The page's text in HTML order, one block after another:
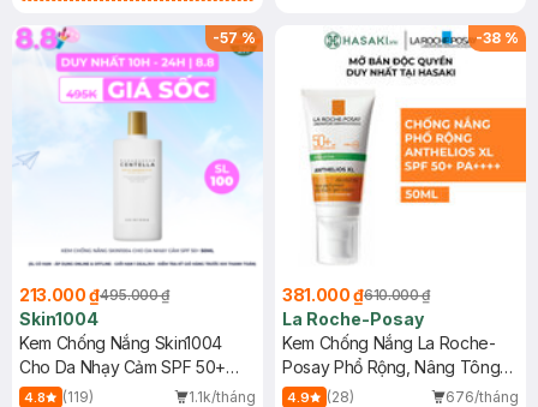
25ml (SL Có Hạn)
-57%
213.000 ₫495.000 ₫
Skin1004
Kem Chống Nắng Skin1004
Cho Da Nhạy Cảm SPF 50+
50ml
4.8 (119)
1.1k/tháng
-38 %
381.000 ₫610.000 ₫
La Roche-Posay
Kem Chống Nắng La Roche-
Posay Phổ Rộng, Nâng Tông
Kiềm Dầu 50ml
4.9 (28)
676/tháng